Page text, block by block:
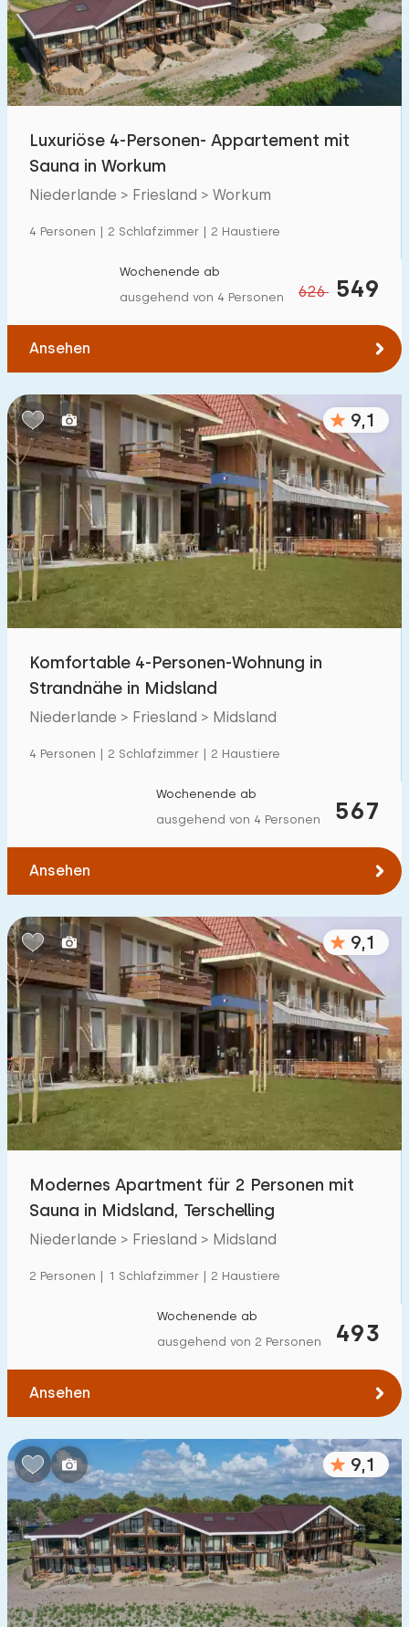
Schwimmbad 12
Eingezäunter Garten 3
Haustierfrei
Ladestation Auto
€ 0 — € 1000+
Schlafzimmern:
1 2 3 4 5
Badezimmer:
1 2 3 4 5
Entfernungen
Zum Meer (max. km):
Zum Wald(max. km):
10 20
1 2
Zu öffentlichen Verkehrsmitteln(max. km):
0,2 0,5 1 2 5
Unterkunft
Nicht im Ferienpark 4
Im Ferienpark
Einfamilienhaus
Ferienbauernhof
Villa
Kinderfreundlich
Kindermöbel
Eingezäunter Garten 3
Spielgeräte im Garten 2
Hallenbad 10
Freibad 3
Kinderanimation 3
Luxuriöse 4-Personen- Appartement mit
Sauna in Workum
Niederlande > Friesland > Workum
4 Personen | 2 Schlafzimmer | 2 Haustiere
626 549
Wochenende ab
ausgehend von 4 Personen
Ansehen
9,1
Komfortable 4-Personen-Wohnung in
Strandnähe in Midsland
Niederlande > Friesland > Midsland
4 Personen | 2 Schlafzimmer | 2 Haustiere
567
Wochenende ab
ausgehend von 4 Personen
Ansehen
9,1
Modernes Apartment für 2 Personen mit
Sauna in Midsland, Terschelling
Niederlande > Friesland > Midsland
2 Personen | 1 Schlafzimmer | 2 Haustiere
493
Wochenende ab
ausgehend von 2 Personen
Ansehen
9,1